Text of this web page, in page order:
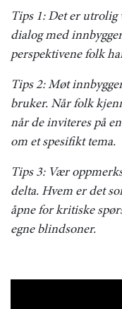
Tips 1: Det er
dialog med
perspektivene folk
Tips 2: Møt
bruker. Når folk
når de inviteres på
om et spesifikt tema.
Tips 3: Vær
delta. Hvem er det
åpne for kritiske
egne blindsoner.